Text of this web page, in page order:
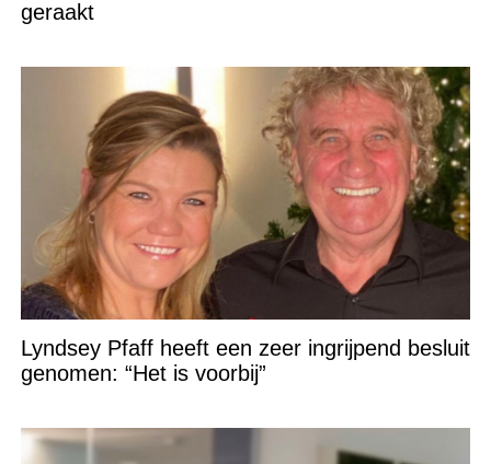
geraakt
Lyndsey Pfaff heeft een zeer ingrijpend besluit
genomen: “Het is voorbij”